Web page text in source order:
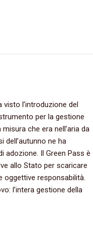
visto l’introduzione del
per la gestione
misura che era nell’aria da
dell’autunno ne ha
adozione. Il Green Pass è
allo Stato per scaricare
oggettive responsabilità.
l’intera gestione della